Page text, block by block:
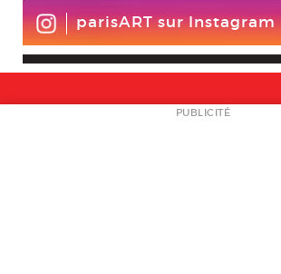
parisART sur Instagram
NEWSLETTER
PUBLICITÉ